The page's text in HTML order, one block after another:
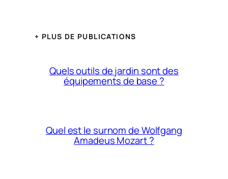
+ PLUS DE PUBLICATIONS
Quels outils de jardin sont des
équipements de base ?
Quel est le surnom de Wolfgang
Amadeus Mozart ?